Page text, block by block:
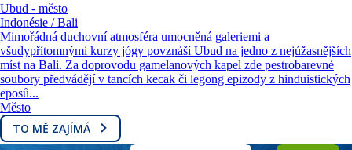
Ubud - město
Indonésie / Bali
Mimořádná duchovní atmosféra umocněná galeriemi a
všudypřítomnými kurzy jógy povznáší Ubud na jedno z nejúžasnějších
míst na Bali. Za doprovodu gamelanových kapel zde pestrobarevné
soubory předvádějí v tancích kecak či legong epizody z hinduistických
eposů...
Město
TO MĚ ZAJÍMÁ